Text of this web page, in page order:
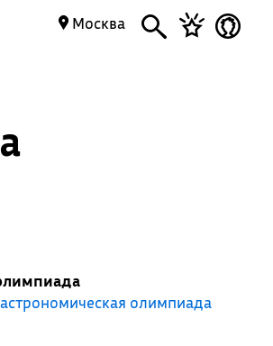
Москва
олимпиада